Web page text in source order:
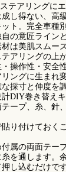
テアリングに
し得ない、高
ト。完全車種
の意匠ライン
は美肌スムー
アリングの上
操作性・安全
ングに生まれ
採寸と伸度を
DIY巻き替えキ
ープ、糸、針
り付けておく
属の両面テー
を通します。
し込むだけです